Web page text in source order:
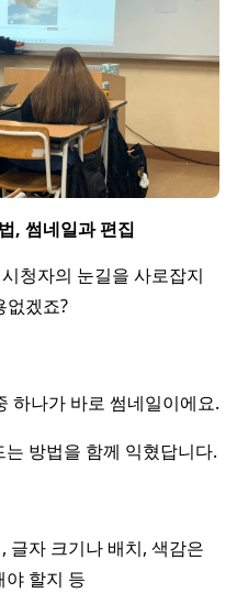
, 썸네일과 편집
청자의 눈길을 사로잡지
없겠죠?
하나가 바로 썸네일이에요.
방법을 함께 익혔답니다.
글자 크기나 배치, 색감은
야 할지 등